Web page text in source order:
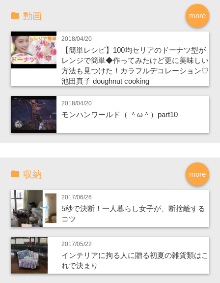
more
動画
2018/04/20
【簡単レシピ】100均セリアのドーナツ型が
レンジで簡単◆作ってみたけど更に美味しい
方法も見つけた！カラフルデコレーション♡
池田真子 doughnut cooking
2018/04/20
モンハンワールド（ ＾ω＾）part10
more
収納
2017/06/26
5秒で決断！一人暮らし女子が、断捨離する
コツ
2017/05/22
インテリアに拘る人に贈る初夏の雑貨類はこ
れで決まり